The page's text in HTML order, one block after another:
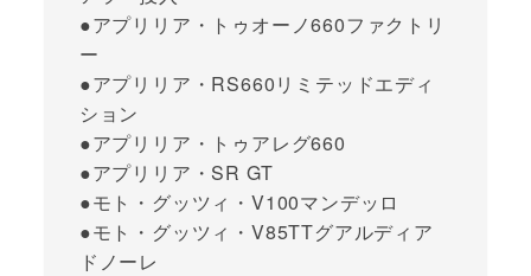
●アプリリア・トゥオーノ660ファクトリ
ー
●アプリリア・RS660リミテッドエディ
ション
●アプリリア・トゥアレグ660
●アプリリア・SR GT
●モト・グッツィ・V100マンデッロ
●モト・グッツィ・V85TTグアルディア
ドノーレ